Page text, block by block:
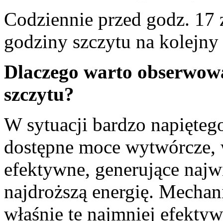
Codziennie przed godz.
godziny szczytu na kolejny
Dlaczego warto
szczytu?
W sytuacji bardzo
dostępne moce
efektywne, generujące
najdroższą energię.
właśnie te najmniej